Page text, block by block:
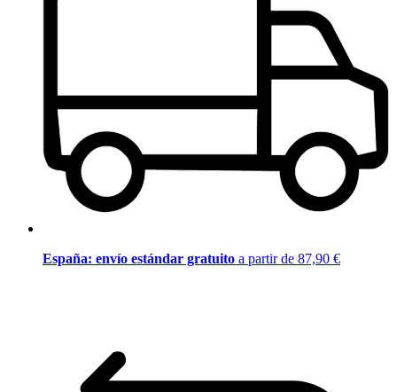
España: envío estándar gratuito a partir de 87,90 €